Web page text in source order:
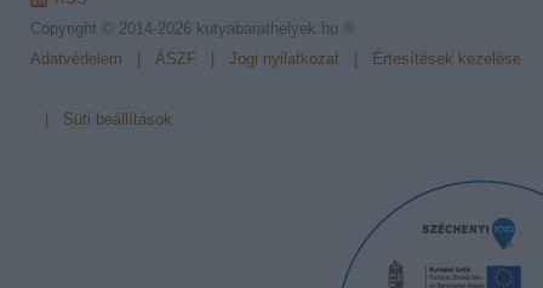
Copyright © 2014-2026 kutyabarathelyek.hu ®
Adatvédelem
ÁSZF Jogi nyilatkozat Értesítések kezelése
Süti beállítások